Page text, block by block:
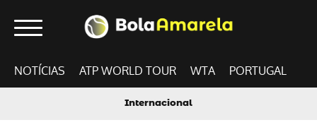
NOTÍCIAS ATP WORLD TOUR WTA PORTUGAL
Internacional